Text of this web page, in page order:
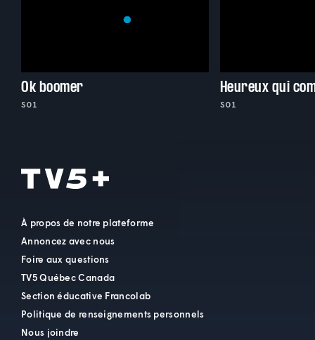
Ok boomer
S01
Heureux qui
S01
À propos de notre plateforme
Annoncez avec nous
Foire aux questions
TV5 Québec Canada
Section éducative Francolab
Politique de renseignements personnels
Nous joindre